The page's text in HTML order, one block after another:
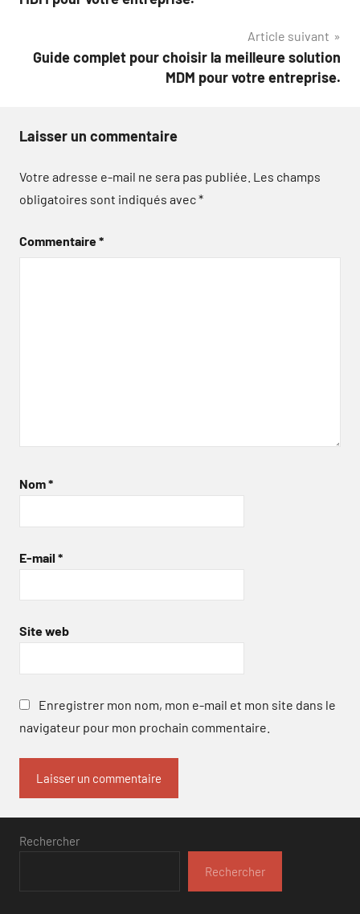
Article suivant
Guide complet pour choisir la meilleure solution
MDM pour votre entreprise.
Laisser un commentaire
Votre adresse e-mail ne sera pas publiée. Les champs
obligatoires sont indiqués avec*
Commentaire*
Nom*
E-mail *
Site web
Enregistrer mon nom, mon e-mail et mon site dans le
navigateur pour mon prochain commentaire.
Rechercher
Rechercher